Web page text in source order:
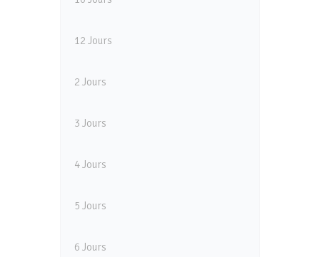
12 Jours
2 Jours
3 Jours
4 Jours
5 Jours
6 Jours